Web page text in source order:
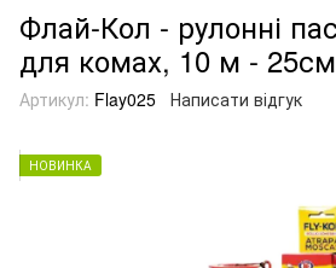
Флай-Кол - рулонні
для комах, 10 м - 25см
Артикул: Flay025 Написати відгук
НОВИНКА